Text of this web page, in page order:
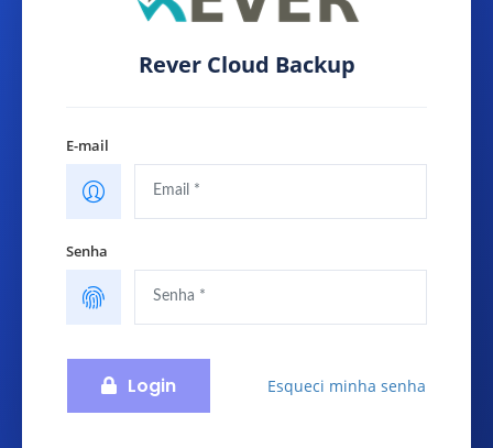
Rever Cloud Backup
E-mail
Senha
Login Esqueci minha senha